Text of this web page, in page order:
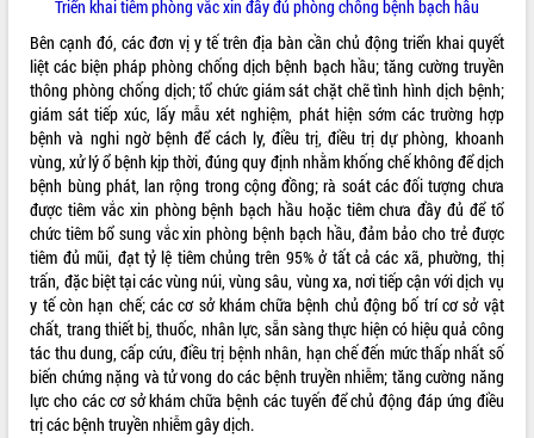
Triển khai tiêm phòng vắc xin đầy đủ phòng chống bệnh bạch hầu
Bên cạnh đó, các đơn vị y tế trên địa bàn cần chủ động triển khai quyết
liệt các biện pháp phòng chống dịch bệnh bạch hầu; tăng cường truyền
thông phòng chống dịch; tổ chức giám sát chặt chẽ tình hình dịch bệnh;
giám sát tiếp xúc, lấy mẫu xét nghiệm, phát hiện sớm các trường hợp
bệnh và nghi ngờ bệnh để cách ly, điều trị, điều trị dự phòng, khoanh
vùng, xử lý ổ bệnh kịp thời, đúng quy định nhằm khống chế không để dịch
bệnh bùng phát, lan rộng trong cộng đồng; rà soát các đối tượng chưa
được tiêm vắc xin phòng bệnh bạch hầu hoặc tiêm chưa đầy đủ để tổ
chức tiêm bổ sung vắc xin phòng bệnh bạch hầu, đảm bảo cho trẻ được
tiêm đủ mũi, đạt tỷ lệ tiêm chủng trên 95% ở tất cả các xã, phường, thị
trấn, đặc biệt tại các vùng núi, vùng sâu, vùng xa, nơi tiếp cận với dịch vụ
y tế còn hạn chế; các cơ sở khám chữa bệnh chủ động bố trí cơ sở vật
chất, trang thiết bị, thuốc, nhân lực, sẵn sàng thực hiện có hiệu quả công
tác thu dung, cấp cứu, điều trị bệnh nhân, hạn chế đến mức thấp nhất số
biến chứng nặng và tử vong do các bệnh truyền nhiễm; tăng cường năng
lực cho các cơ sở khám chữa bệnh các tuyến để chủ động đáp ứng điều
trị các bệnh truyền nhiễm gây dịch.